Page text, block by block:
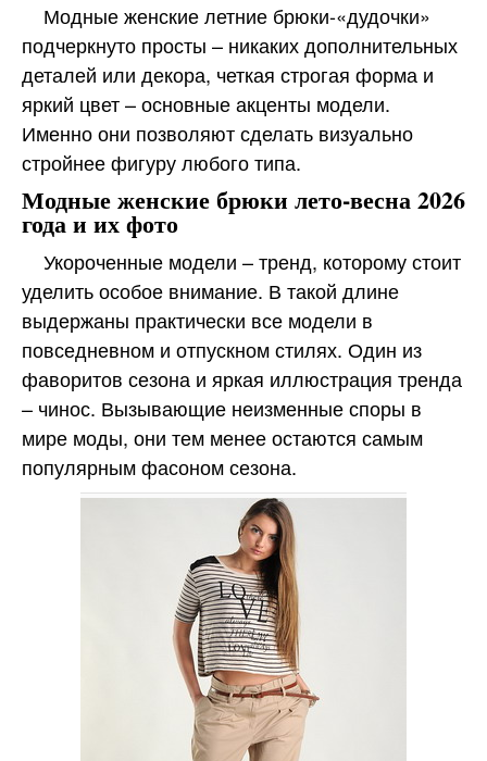
Модные женские летние брюки-«дудочки»
подчеркнуто просты – никаких дополнительных
деталей или декора, четкая строгая форма и
яркий цвет – основные акценты модели.
Именно они позволяют сделать визуально
стройнее фигуру любого типа.
Модные женские брюки лето-весна 2026
года и их фото
Укороченные модели – тренд, которому стоит
уделить особое внимание. В такой длине
выдержаны практически все модели в
повседневном и отпускном стилях. Один из
фаворитов сезона и яркая иллюстрация тренда
– чинос. Вызывающие неизменные споры в
мире моды, они тем менее остаются самым
популярным фасоном сезона.